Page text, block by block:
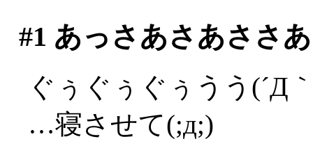
#1 あっさあさあささ
ぐぅぐぅぐぅうう(´Д
…寝させて(;д;)